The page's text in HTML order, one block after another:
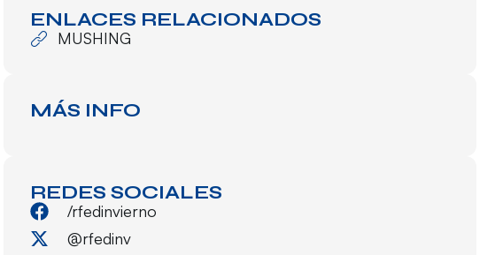
ENLACES RELACIONADOS
MUSHING
MÁS INFO
REDES SOCIALES
/rfedinvierno
@rfedinv